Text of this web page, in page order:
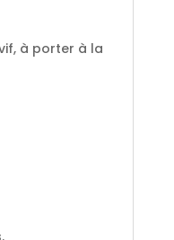
à porter à la